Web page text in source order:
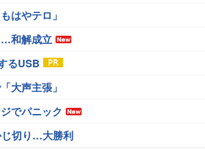
はやテロ」
…和解成立
るUSB
大声主張」
でパニック
じ切り…大勝利